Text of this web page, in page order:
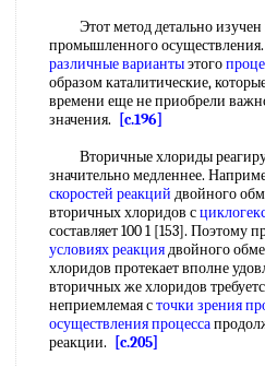
Этот метод детально изучен
промышленного
различные вариантыэтого
образом каталитические,
времени еще не приобрели
значения.
[c.196]
Вторичные хлориды
значительно медленнее.
скоростей реакций двойного
вторичных хлоридов с
составляет 100 1 [153]. Поэтому
условиях реакциядвойного
хлоридов протекает вполне
вторичных же хлоридов
неприемлемая сточки зрения
осуществления процесса
реакции.
[c.205]